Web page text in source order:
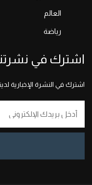
العالم
رياضة
اشترك في نشرتنا
اشترك في النشرة الإخبارية